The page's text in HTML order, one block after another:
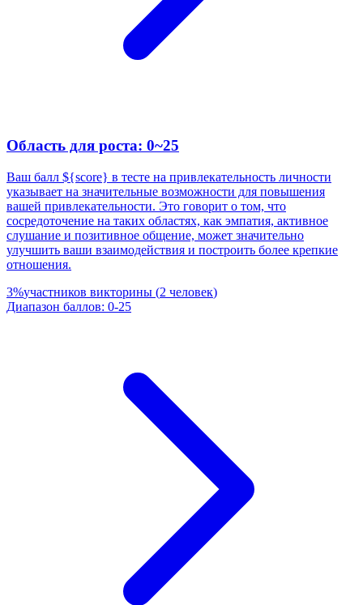
Область для роста: 0~25
Ваш балл ${score} в тесте на привлекательность личности
указывает на значительные возможности для повышения
вашей привлекательности. Это говорит о том, что
сосредоточение на таких областях, как эмпатия, активное
слушание и позитивное общение, может значительно
улучшить ваши взаимодействия и построить более крепкие
отношения.
3%участников викторины (2 человек)
Диапазон баллов: 0-25